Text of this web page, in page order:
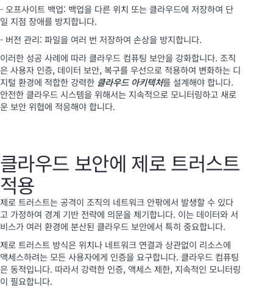
- 오프사이트 백업: 백업을 다른 위치 또는 클라우드에 저장하여 단
일 지점 장애를 방지합니다.
- 버전 관리: 파일을 여러 번 저장하여 손상을 방지합니다.
이러한 성공 사례에 따라 클라우드 컴퓨팅 보안을 강화합니다. 조직
은 사용자 인증, 데이터 보안, 복구를 우선으로 적용하여 변화하는 디
지털 환경에 적합한 강력한 클라우드 아키텍처를 설계해야 합니다.
안전한 클라우드 시스템을 위해서는 지속적으로 모니터링하고 새로
운 보안 위협에 적응해야 합니다.
클라우드 보안에 제로 트러스트
적용
제로 트러스트는 공격이 조직의 네트워크 안팎에서 발생할 수 있다
고 가정하여 경계 기반 전략에 의문을 제기합니다. 이는 데이터와 서
비스가 여러 환경에 분산된 클라우드 보안에서 특히 중요합니다.
제로 트러스트 방식은 위치나 네트워크 연결과 상관없이 리소스에
액세스하려는 모든 사용자에게 인증을 요구합니다. 클라우드 컴퓨팅
은 동적입니다. 따라서 강력한 인증, 액세스 제한, 지속적인 모니터링
이 필요합니다.